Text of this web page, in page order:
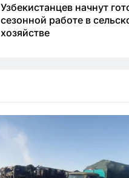
Узбекистанцев начнут
сезонной работе в
хозяйстве